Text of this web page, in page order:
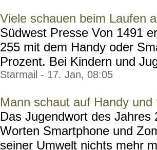
Viele schauen beim Laufen
Südwest Presse Von 1491
255 mit dem Handy oder
Prozent. Bei Kindern und
Starmail - 17. Jan, 08:05
Mann schaut auf Handy und
Das Jugendwort des
Worten Smartphone und
seiner Umwelt nichts mehr